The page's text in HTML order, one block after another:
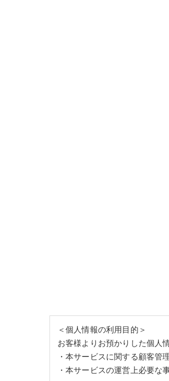
＜個人情報の利用目的＞
お客様よりお預かりした個人
・本サービスに関する顧客管
・本サービスの運営上必要な